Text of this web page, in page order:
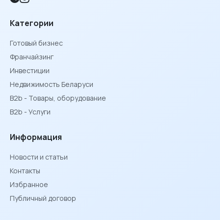
Категории
Готовый бизнес
Франчайзинг
Инвестиции
Недвижимость Беларуси
B2b - Товары, оборудование
B2b - Услуги
Информация
Новости и статьи
Контакты
Избранное
Публичный договор